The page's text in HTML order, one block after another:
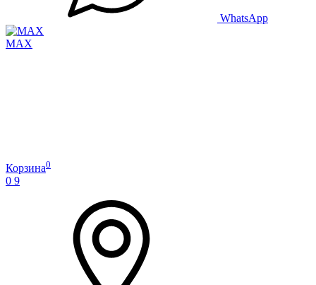
WhatsApp
MAX
Корзина0
0 9